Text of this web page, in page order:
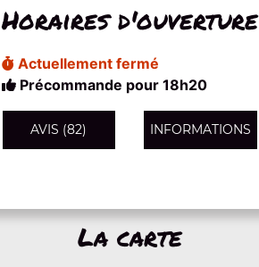
Horaires d'ouverture
Actuellement fermé
Précommande pour 18h20
AVIS (82) INFORMATIONS
La carte